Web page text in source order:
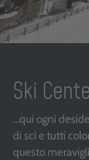
Ski
…qui ogni
di sci e tutti
questo